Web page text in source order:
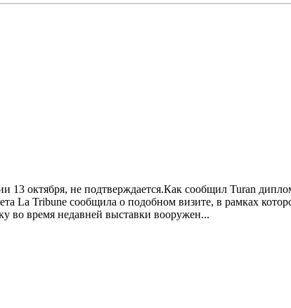
13 октября, не подтверждается.Как сообщил Turan
La Tribune сообщила о подобном визите, в рамках
во время недавней выставки вооружен...